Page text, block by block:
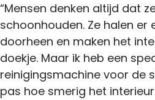
“Mensen denken altijd dat
schoonhouden. Ze halen er
doorheen en maken het
doekje. Maar ik heb een
reinigingsmachine voor de
pas hoe smerig het interieur